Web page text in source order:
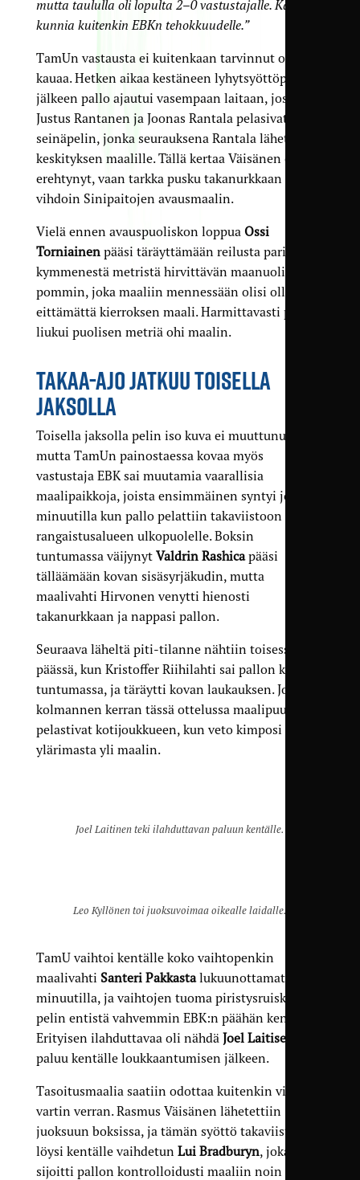
mutta taululla oli lopulta 2–0 vastustajalle. Kaikki
kunnia kuitenkin EBKn tehokkuudelle.”
TamUn vastausta ei kuitenkaan tarvinnut odottaa
kauaa. Hetken aikaa kestäneen lyhytsyöttö­pelin
jälkeen pallo ajautui vasempaan laitaan, jossa
Justus Rantanen ja Joonas Rantala pelasivat
seinäpelin, jonka seurauksena Rantala lähetti
keskityksen maalille. Tällä kertaa Väisänen ei
erehtynyt, vaan tarkka pusku takanurkkaan toi
vihdoin Sinipaitojen avausmaalin.
Vielä ennen avauspuoliskon loppua Ossi
Torniainenpääsi täräyttämään reilusta parista­
kymmenestä metristä hirvittävän maanuoliais­
pommin, joka maaliin mennessään olisi ollut
eittämättä kierroksen maali. Harmittavasti pallo
liukui puolisen metriä ohi maalin.
TAKAA-AJO JATKUU TOISELLA
JAKSOLLA
Toisella jaksolla pelin iso kuva ei muuttunut,
mutta TamUn painostaessa kovaa myös
vastustaja EBK sai muutamia vaarallisia
maalipaikkoja, joista ensimmäinen syntyi jo 49.
minuutilla kun pallo pelattiin takaviistoon
rangaistusalueen ulkopuolelle. Boksin
tuntumassa väijynyt Valdrin Rashicapääsi
tälläämään kovan sisäsyrjä­kudin, mutta
maalivahti Hirvonen venytti hienosti
takanurkkaan ja nappasi pallon.
Seuraava läheltä piti-tilanne nähtiin toisessa
päässä, kun Kristoffer Riihilahti sai pallon kaaren
tuntumassa, ja täräytti kovan laukauksen. Jo
kolmannen kerran tässä ottelussa maalipuut
pelastivat kotijoukkueen, kun veto kimposi
ylärimasta yli maalin.
Joel Laitinen teki ilahduttavan paluun kentälle.
Leo Kyllönen toi juoksuvoimaa oikealle laidalle.
TamU vaihtoi kentälle koko vaihtopenkin
maalivahti Santeri Pakkastalukuunottamatta 56.
minuutilla, ja vaihtojen tuoma piristys­ruiske siirsi
pelin entistä vahvemmin EBK:n päähän kenttää.
Erityisen ilahduttavaa oli nähdä Joel Laitisen
paluu kentälle loukkaantumisen jälkeen.
Tasoitusmaalia saatiin odottaa kuitenkin vielä
vartin verran. Rasmus Väisänen lähetettiin
juoksuun boksissa, ja tämän syöttö takaviistoon
löysi kentälle vaihdetun Lui Bradburyn, joka
sijoitti pallon kontrolloidusti maaliin noin